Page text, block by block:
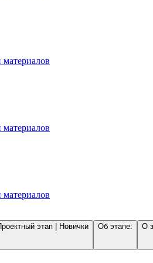
материалов
материалов
материалов
этап | Новички Об этапе: О